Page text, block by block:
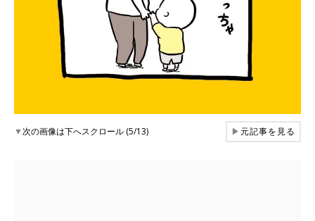
▼次の画像は下へスクロール (5/13) ▶元記事を見る